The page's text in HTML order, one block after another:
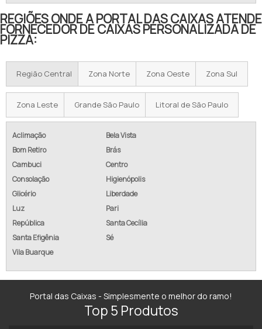
REGIÕES ONDE A PORTAL DAS CAIXAS ATENDE
FORNECEDOR DE CAIXAS PERSONALIZADA DE
PIZZA:
Região Central Zona Norte Zona Oeste Zona Sul
Zona Leste Grande São Paulo Litoral de São Paulo
Aclimação
Bela Vista
Bom Retiro
Brás
Cambuci
Centro
Consolação
Higienópolis
Glicério
Liberdade
Luz
Pari
República
Santa Cecília
Santa Efigênia
Sé
Vila Buarque
Portal das Caixas - Simplesmente o melhor do ramo!
Top 5 Produtos